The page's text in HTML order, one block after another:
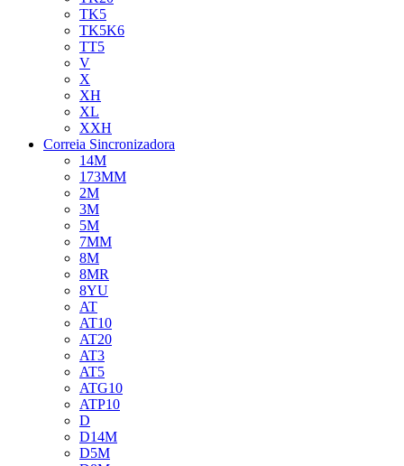
TK5
TK5K6
TT5
V
X
XH
XL
XXH
Correia Sincronizadora
14M
173MM
2M
3M
5M
7MM
8M
8MR
8YU
AT
AT10
AT20
AT3
AT5
ATG10
ATP10
D
D14M
D5M